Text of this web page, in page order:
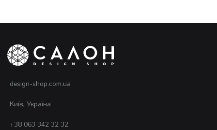
design-shop.com.ua
Київ, Україна
+38 063 342 32 32